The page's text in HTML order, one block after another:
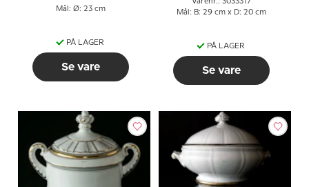
Mål: Ø: 23 cm
PÅ LAGER
Se vare
Varenr.: 3033317
Mål: B: 29 cm x D: 20 cm
PÅ LAGER
Se vare